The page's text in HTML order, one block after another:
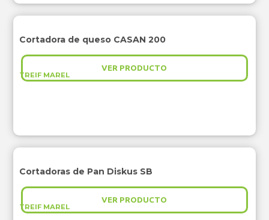
TREIF MAREL
Cortadora de queso CASAN 200
VER PRODUCTO
TREIF MAREL
Cortadoras de Pan Diskus SB
VER PRODUCTO